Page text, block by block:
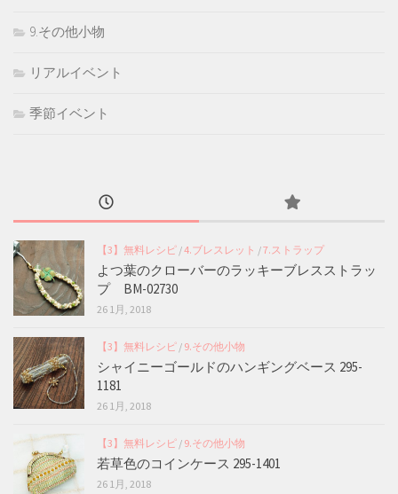
9.その他小物
リアルイベント
季節イベント
【3】無料レシピ /4.ブレスレット /7.ストラップ
よつ葉のクローバーのラッキーブレスストラッ
プ BM-02730
26 1月, 2018
【3】無料レシピ / 9.その他小物
シャイニーゴールドのハンギングベース 295-
1181
26 1月, 2018
【3】無料レシピ / 9.その他小物
若草色のコインケース 295-1401
26 1月, 2018